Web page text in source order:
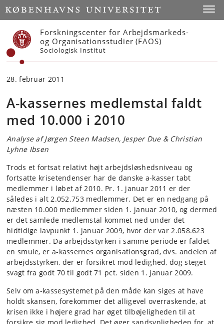
Start
Forskningscenter for Arbejdsmarkeds-
og Organisationsstudier (FAOS)
Sociologisk Institut
28. februar 2011
A-kassernes medlemstal faldt
med 10.000 i 2010
Analyse af Jørgen Steen Madsen, Jesper Due & Christian
Lyhne Ibsen
Trods et fortsat relativt højt arbejdsløshedsniveau og
fortsatte krisetendenser har de danske a-kasser tabt
medlemmer i løbet af 2010. Pr. 1. januar 2011 er der
således i alt 2.052.753 medlemmer. Det er en nedgang på
næsten 10.000 medlemmer siden 1. januar 2010, og dermed
er det samlede medlemstal kommet ned under det
hidtidige lavpunkt 1. januar 2009, hvor der var 2.058.623
medlemmer. Da arbejdsstyrken i samme periode er faldet
en smule, er a-kassernes organisationsgrad, dvs. andelen af
arbejdsstyrken, der er forsikret mod ledighed, dog steget
svagt fra godt 70 til godt 71 pct. siden 1. januar 2009.
Selv om a-kassesystemet på den måde kan siges at have
holdt skansen, forekommer det alligevel overraskende, at
krisen ikke i højere grad har øget tilbøjeligheden til at